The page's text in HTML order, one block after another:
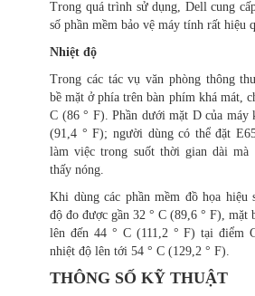
Trong quá trình sử dụng, Dell cung
số phần mềm bảo vệ máy tính rất hiệu
Nhiệt độ
Trong các tác vụ văn phòng thông
bề mặt ở phía trên bàn phím khá mát,
C (86 ° F). Phần dưới mặt D của máy
(91,4 ° F); người dùng có thể đặt
làm việc trong suốt thời gian dài mà
thấy nóng.
Khi dùng các phần mềm đồ họa hiệu
độ đo được gần 32 ° C (89,6 ° F), mặt
lên đến 44 ° C (111,2 ° F) tại điểm
nhiệt độ lên tới 54 ° C (129,2 ° F).
THÔNG SỐ KỸ THUẬT